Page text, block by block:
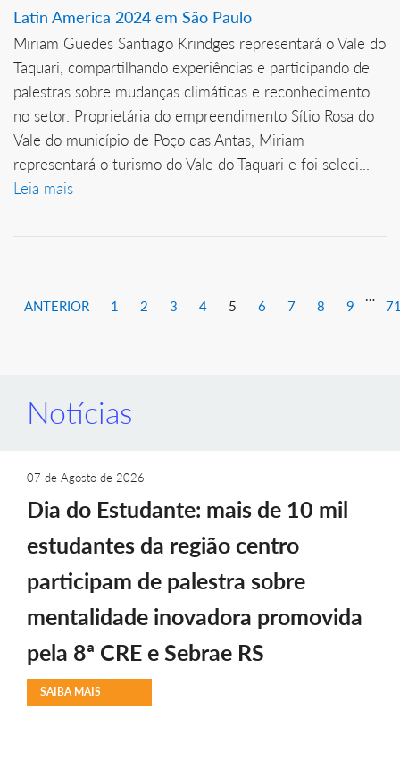
Latin America 2024 em São Paulo
Miriam Guedes Santiago Krindges representará o Vale do
Taquari, compartilhando experiências e participando de
palestras sobre mudanças climáticas e reconhecimento
no setor. Proprietária do empreendimento Sítio Rosa do
Vale do município de Poço das Antas, Miriam
representará o turismo do Vale do Taquari e foi seleci...
Leia mais
ANTERIOR 1 2 3 4 5 6 7 8 9
…
Notícias
07 de Agosto de 2026
Dia do Estudante: mais de 10 mil
estudantes da região centro
participam de palestra sobre
mentalidade inovadora promovida
pela 8ª CRE e Sebrae RS
SAIBA MAIS